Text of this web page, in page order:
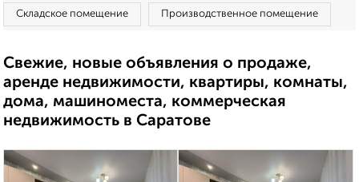
Складское помещение Производственное помещение
Свежие, новые объявления о продаже,
аренде недвижимости, квартиры, комнаты,
дома, машиноместа, коммерческая
недвижимость в Саратове